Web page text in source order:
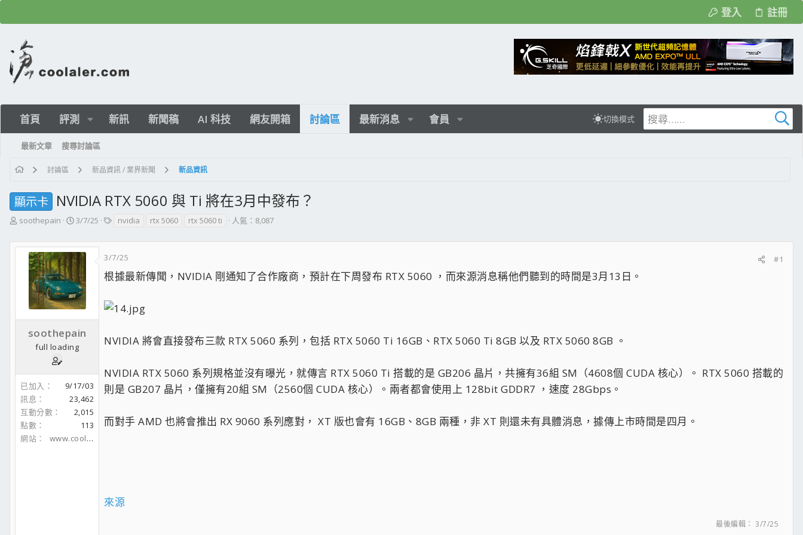
登入 註冊
首頁 評測 新訊 新聞稿 AI 科技 網友開箱 討論區 最新消息 會員 切換模式
最新文章 搜尋討論區
討論區 新品資訊 / 業界新聞 新品資訊
顯示卡 NVIDIA RTX 5060 與 Ti 將在3月中發布？
主
發
soothepain
開
日
期
3/7/25
標nvidia rtx 5060 rtx 5060 ti 人氣：8,087
soothepain
full loading
已加入
9/17/03
訊息
23,462
互動分數
2,015
點數
113
網站
www.coolaler.com
3/7/25 #1
根據最新傳聞，NVIDIA 剛通知了合作廠商，預計在下周發布 RTX 5060 ，而來源消息稱他們聽到的時間是3月13日。
NVIDIA 將會直接發布三款 RTX 5060 系列，包括 RTX 5060 Ti 16GB、RTX 5060 Ti 8GB 以及 RTX 5060 8GB 。
NVIDIA RTX 5060 系列規格並沒有曝光，就傳言 RTX 5060 Ti 搭載的是 GB206 晶片，共擁有36組 SM（4608個 CUDA 核心）。 RTX 5060 搭載的
則是 GB207 晶片，僅擁有20組 SM（2560個 CUDA 核心）。兩者都會使用上 128bit GDDR7 ，速度 28Gbps。
而對手 AMD 也將會推出 RX 9060 系列應對， XT 版也會有 16GB、8GB 兩種，非 XT 則還未有具體消息，據傳上市時間是四月。
來源
最後編輯： 3/7/25